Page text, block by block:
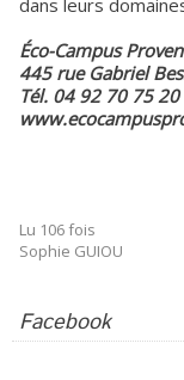
dans leurs
Éco-Campus
445 rue Gabriel
Tél. 04 92 70 75 20
Lu 106 fois
Sophie GUIOU
Facebook